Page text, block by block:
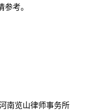
考。
南览山律师事务所